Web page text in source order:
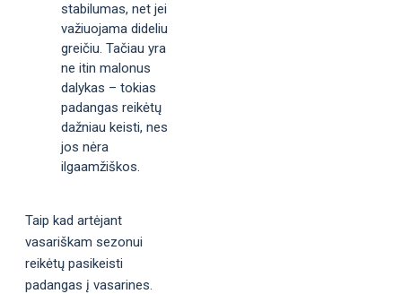
stabilumas, net jei
važiuojama dideliu
greičiu. Tačiau yra
ne itin malonus
dalykas – tokias
padangas reikėtų
dažniau keisti, nes
jos nėra
ilgaamžiškos.
Taip kad artėjant
vasariškam sezonui
reikėtų pasikeisti
padangas į vasarines.